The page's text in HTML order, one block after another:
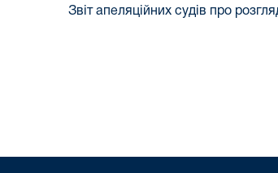
Звіт апеляційних судів про